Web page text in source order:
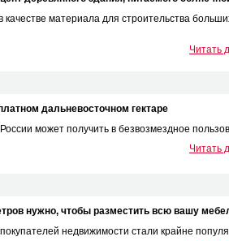
материала для строительства
Читать
дальневосточном гектаре
может получить в безвозмездное
Читать
нужно, чтобы разместить всю вашу
покупателей недвижимости стали крайне